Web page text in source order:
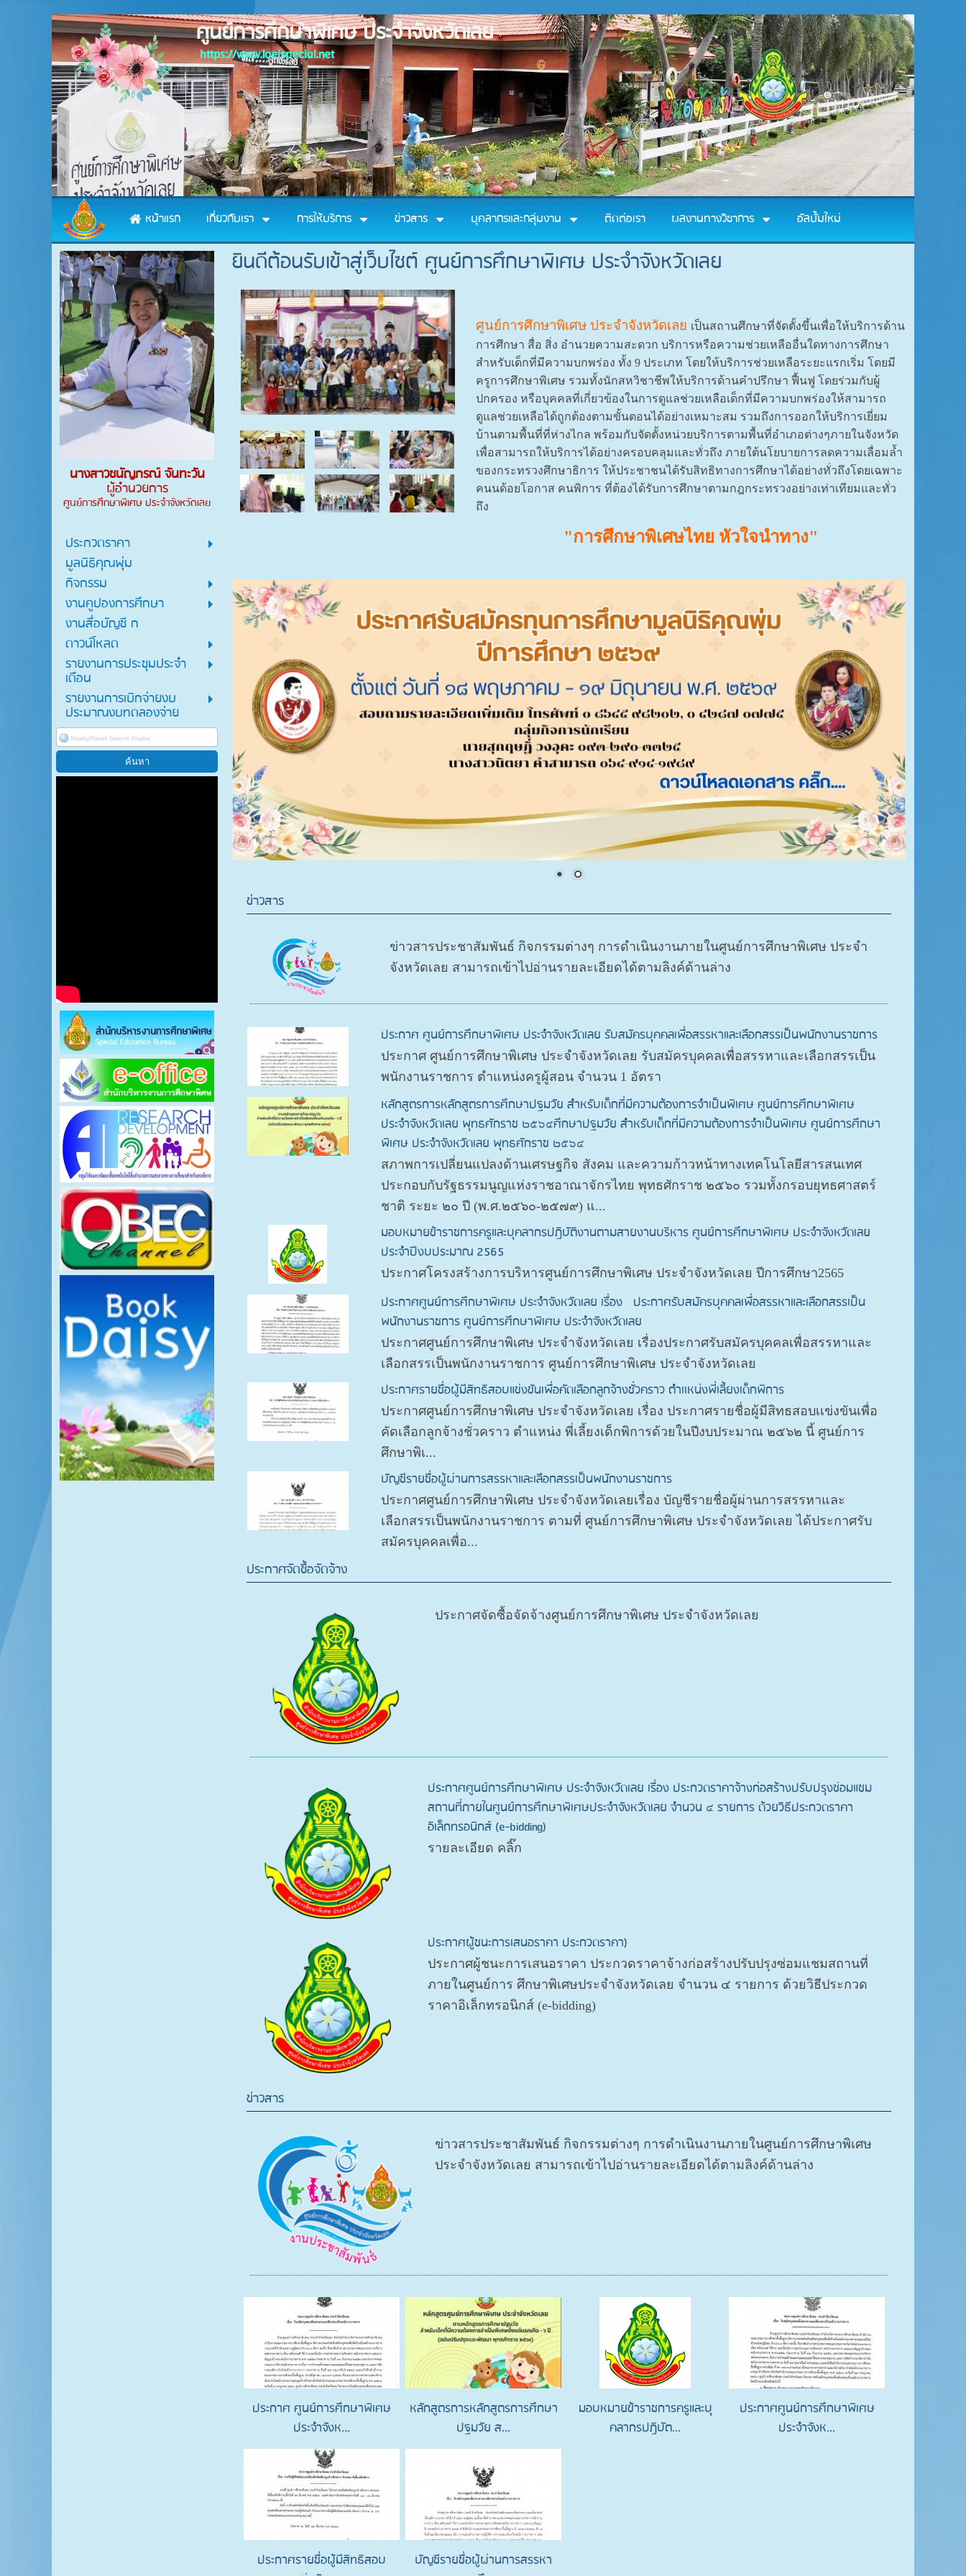
ศูนย์การศึกษาพิเศษ ประจำจังหวัดเลย
https://www.loeispecial.net
หน้าแรก เกี่ยวกับเรา การให้บริการ ข่าวสาร บุคลากรและกลุ่มงาน ติดต่อเรา ผลงานทางวิชาการ อัลบั้มใหม่
นางสาวชนัญภรณ์ จันทะวัน
ผู้อำนวยการ
ศูนย์การศึกษาพิเศษ ประจำจังหวัดเลย
ประกวดราคา
มูลนิธิคุณพุ่ม
กิจกรรม
งานคูปองการศึกษา
งานสื่อบัญชี ก
ดาวน์โหลด
รายงานการประชุมประจำ
เดือน
รายงานการเบิกจ่ายงบ
ประมาณงบทดลองจ่าย
ยินดีต้อนรับเข้าสู่เว็บไซต์ ศูนย์การศึกษาพิเศษ ประจำจังหวัดเลย
ศูนย์การศึกษาพิเศษ ประจำจังหวัดเลย เป็นสถานศึกษาที่จัดตั้งขึ้นเพื่อให้บริการด้าน
การศึกษา สื่อ สิ่ง อำนวยความสะดวก บริการหรือความช่วยเหลืออื่นใดทางการศึกษา
สำหรับเด็กที่มีความบกพร่อง ทั้ง 9 ประเภท โดยให้บริการช่วยเหลือระยะแรกเริ่ม โดยมี
ครูการศึกษาพิเศษ รวมทั้งนักสหวิชาชีพให้บริการด้านคำปรึกษา ฟื้นฟู โดยร่วมกับผู้
ปกครอง หรือบุคคลที่เกี่ยวข้องในการดูแลช่วยเหลือเด็กที่มีความบกพร่องให้สามารถ
ดูแลช่วยเหลือได้ถูกต้องตามขั้นตอนได้อย่างเหมาะสม รวมถึงการออกให้บริการเยี่ยม
บ้านตามพื้นที่ที่ห่างไกล พร้อมกับจัดตั้งหน่วยบริการตามพื้นที่อำเภอต่างๆภายในจังหวัด
เพื่อสามารถให้บริการได้อย่างครอบคลุมและทั่วถึง ภายใต้นโยบายการลดความเลื่อมล้ำ
ของกระทรวงศึกษาธิการ ให้ประชาชนได้รับสิทธิทางการศึกษาได้อย่างทั่วถึงโดยเฉพาะ
คนนด้อยโอกาส คนพิการ ที่ต้องได้รับการศึกษาตามกฎกระทรวงอย่างเท่าเทียมและทั่ว
ถึง
"การศึกษาพิเศษไทย หัวใจนำทาง"
ข่าวสาร
ข่าวสารประชาสัมพันธ์ กิจกรรมต่างๆ การดำเนินงานภายในศูนย์การศึกษาพิเศษ ประจำ
จังหวัดเลย สามารถเข้าไปอ่านรายละเอียดได้ตามลิงค์ด้านล่าง
ประกาศ ศูนย์การศึกษาพิเศษ ประจำจังหวัดเลย รับสมัครบุคคลเพื่อสรรหาและเลือกสรรเป็นพนักงานราชการ
ประกาศ ศูนย์การศึกษาพิเศษ ประจำจังหวัดเลย รับสมัครบุคคลเพื่อสรรหาและเลือกสรรเป็น
พนักงานราชการ ตำแหน่งครูผู้สอน จำนวน 1 อัตรา
หลักสูตรการหลักสูตรการศึกษาปฐมวัย สำหรับเด็กที่มีความต้องการจำเป็นพิเศษ ศูนย์การศึกษาพิเศษ
ประจำจังหวัดเลย พุทธศักราช ๒๕๖๔ศึกษาปฐมวัย สำหรับเด็กที่มีความต้องการจำเป็นพิเศษ ศูนย์การศึกษา
พิเศษ ประจำจังหวัดเลย พุทธศักราช ๒๕๖๔
สภาพการเปลี่ยนแปลงด้านเศรษฐกิจ สังคม และความก้าวหน้าทางเทคโนโลยีสารสนเทศ
ประกอบกับรัฐธรรมนูญแห่งราชอาณาจักรไทย พุทธศักราช ๒๕๖๐ รวมทั้งกรอบยุทธศาสตร์
ชาติ ระยะ ๒๐ ปี (พ.ศ.๒๕๖๐-๒๕๗๙) แ...
มอบหมายข้าราชการครูและบุคลากรปฏิบัติงานตามสายงานบริหาร ศูนย์การศึกษาพิเศษ ประจำจังหวัดเลย
ประจำปีงบประมาณ 2565
ประกาศโครงสร้างการบริหารศูนย์การศึกษาพิเศษ ประจําจังหวัดเลย ปีการศึกษา2565
ประกาศศูนย์การศึกษาพิเศษ ประจําจังหวัดเลย เรื่อง ประกาศรับสมัครบุคคลเพื่อสรรหาและเลือกสรรเป็น
พนักงานราชการ ศูนย์การศึกษาพิเศษ ประจำจังหวัดเลย
ประกาศศูนย์การศึกษาพิเศษ ประจําจังหวัดเลย เรื่องประกาศรับสมัครบุคคลเพื่อสรรหาและ
เลือกสรรเป็นพนักงานราชการ ศูนย์การศึกษาพิเศษ ประจำจังหวัดเลย
ประกาศรายชื่อผู้มีสิทธิสอบแข่งขันเพื่อคัดเลือกลูกจ้างชั่วคราว ตำเเหน่งพี่เลี้ยงเด็กพิการ
ประกาศศูนย์การศึกษาพิเศษ ประจําจังหวัดเลย เรื่อง ประกาศรายชื่อผู้มีสิทธสอบเเข่งขันเพื่อ
คัดเลือกลูกจ้างชั่วคราว ตําแหน่ง พี่เลี้ยงเด็กพิการด้วยในปีงบประมาณ ๒๕๖๒ นี้ ศูนย์การ
ศึกษาพิเ...
บัญชีรายชื่อผู้ผ่านการสรรหาและเลือกสรรเป็นพนักงานราชการ
ประกาศศูนย์การศึกษาพิเศษ ประจำจังหวัดเลยเรื่อง บัญชีรายชื่อผู้ผ่านการสรรหาและ
เลือกสรรเป็นพนักงานราชการ ตามที่ ศูนย์การศึกษาพิเศษ ประจําจังหวัดเลย ได้ประกาศรับ
สมัครบุคคลเพื่อ...
ประกาศจัดซื้อจัดจ้าง
ประกาศจัดซื้อจัดจ้างศูนย์การศึกษาพิเศษ ประจำจังหวัดเลย
ประกาศศูนย์การศึกษาพิเศษ ประจำจังหวัดเลย เรื่อง ประกวดราคาจ้างก่อสร้างปรับปรุงซ่อมแซม
สถานที่ภายในศูนย์การศึกษาพิเศษประจำจังหวัดเลย จำนวน ๔ รายการ ด้วยวิธีประกวดราคา
อิเล็กทรอนิกส์ (e-bidding)
รายละเอียด คลิ๊ก
ประกาศผู้ชนะการเสนอราคา ประกวดราคา)
ประกาศผู้ชนะการเสนอราคา ประกวดราคาจ้างก่อสร้างปรับปรุงซ่อมแชมสถานที่
ภายในศูนย์การ ศึกษาพิเศษประจำจังหวัดเลย จำนวน ๔ รายการ ด้วยวิธีประกวด
ราคาอิเล็กทรอนิกส์ (e-bidding)
ข่าวสาร
ข่าวสารประชาสัมพันธ์ กิจกรรมต่างๆ การดำเนินงานภายในศูนย์การศึกษาพิเศษ
ประจำจังหวัดเลย สามารถเข้าไปอ่านรายละเอียดได้ตามลิงค์ด้านล่าง
ประกาศ ศูนย์การศึกษาพิเศษ
ประจำจังห...
หลักสูตรการหลักสูตรการศึกษา
ปฐมวัย ส...
มอบหมายข้าราชการครูและบุ
คลากรปฏิบัต...
ประกาศศูนย์การศึกษาพิเศษ
ประจําจังห...
ประกาศรายชื่อผู้มีสิทธิสอบ
บัญชีรายชื่อผู้ผ่านการสรรหา